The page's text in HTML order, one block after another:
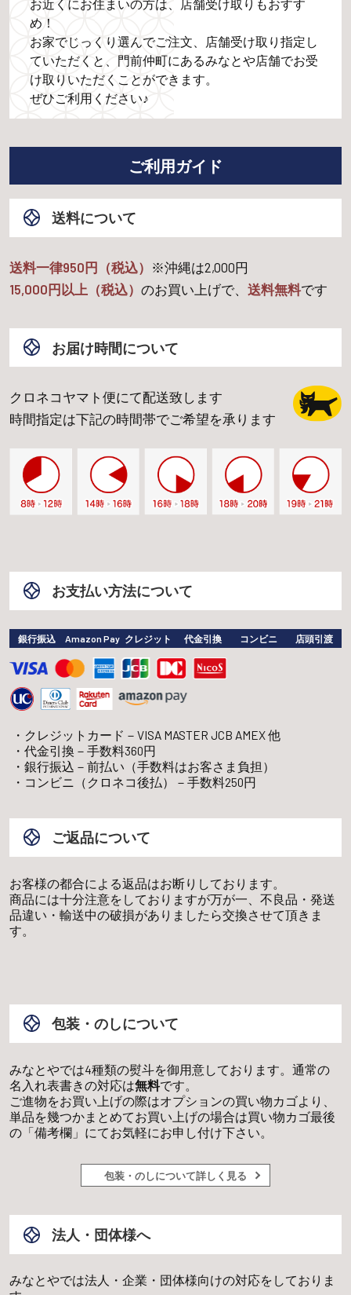
お近くにお住まいの方は、店舗受け取りもおすす
め！
お家でじっくり選んでご注文、店舗受け取り指定し
ていただくと、門前仲町にあるみなとや店舗でお受
け取りいただくことができます。
ぜひご利用ください♪
ご利用ガイド
送料について
送料一律950円（税込） ※沖縄は2,000円
15,000円以上（税込） のお買い上げで、 送料無料です
お届け時間について
クロネコヤマト便にて配送致します
時間指定は下記の時間帯でご希望を承ります
お支払い方法について
銀行振込 Amazon Pay クレジット 代金引換 コンビニ 店頭引渡
クレジットカード－VISA MASTER JCB AMEX 他
代金引換－手数料360円
銀行振込－前払い（手数料はお客さま負担）
コンビニ（クロネコ後払）－手数料250円
ご返品について
お客様の都合による返品はお断りしております。
商品には十分注意をしておりますが万が一、不良品・発送
品違い・輸送中の破損がありましたら交換させて頂きま
す。
包装・のしについて
みなとやでは4種類の熨斗を御用意しております。通常の
名入れ表書きの対応は無料です。
ご進物をお買い上げの際はオプションの買い物カゴより、
単品を幾つかまとめてお買い上げの場合は買い物カゴ最後
の「備考欄」にてお気軽にお申し付け下さい。
包装・のしについて詳しく見る
法人・団体様へ
みなとやでは法人・企業・団体様向けの対応をしておりま